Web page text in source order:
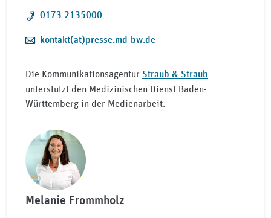
Telefon:
0173 2135000
E-Mail:
kontakt(at)presse.md-bw.de
Die Kommunikationsagentur Straub & Straub
unterstützt den Medizinischen Dienst Baden-
Württemberg in der Medienarbeit.
Melanie Frommholz